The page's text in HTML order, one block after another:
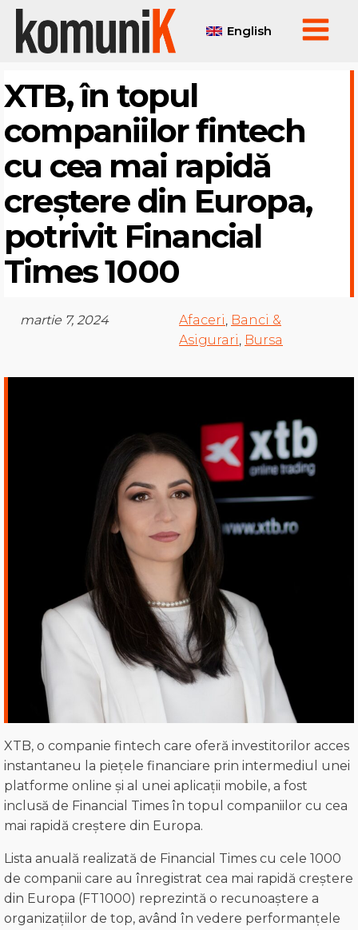
English
XTB, în topul
companiilor fintech
cu cea mai rapidă
creștere din Europa,
potrivit Financial
Times 1000
martie 7, 2024 Afaceri, Banci &
Asigurari, Bursa
XTB, o companie fintech care oferă investitorilor acces
instantaneu la piețele financiare prin intermediul unei
platforme online și al unei aplicații mobile, a fost
inclusă de Financial Times în topul companiilor cu cea
mai rapidă creștere din Europa.
Lista anuală realizată de Financial Times cu cele 1000
de companii care au înregistrat cea mai rapidă creștere
din Europa (FT1000) reprezintă o recunoaștere a
organizațiilor de top, având în vedere performanțele